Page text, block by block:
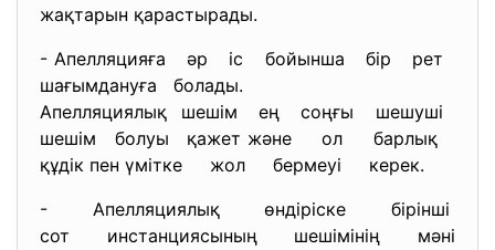
жақтарын қарастырады.
- Апелляцияға әр іс бойынша бір рет
шағымдануға болады.
Апелляциялық шешім ең соңғы шешуші
шешім болуы қажет және ол барлық
құдік пен үмітке жол бермеуі керек.
- Апелляциялық өндіріске бірінші
сот инстанциясының шешімінің мәні